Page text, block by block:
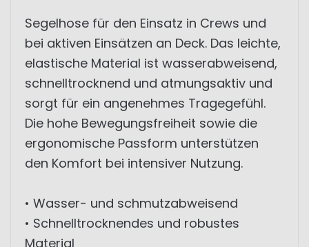
Segelhose für den Einsatz in Crews und
bei aktiven Einsätzen an Deck. Das leichte,
elastische Material ist wasserabweisend,
schnelltrocknend und atmungsaktiv und
sorgt für ein angenehmes Tragegefühl.
Die hohe Bewegungsfreiheit sowie die
ergonomische Passform unterstützen
den Komfort bei intensiver Nutzung.
• Wasser- und schmutzabweisend
• Schnelltrocknendes und robustes
Material